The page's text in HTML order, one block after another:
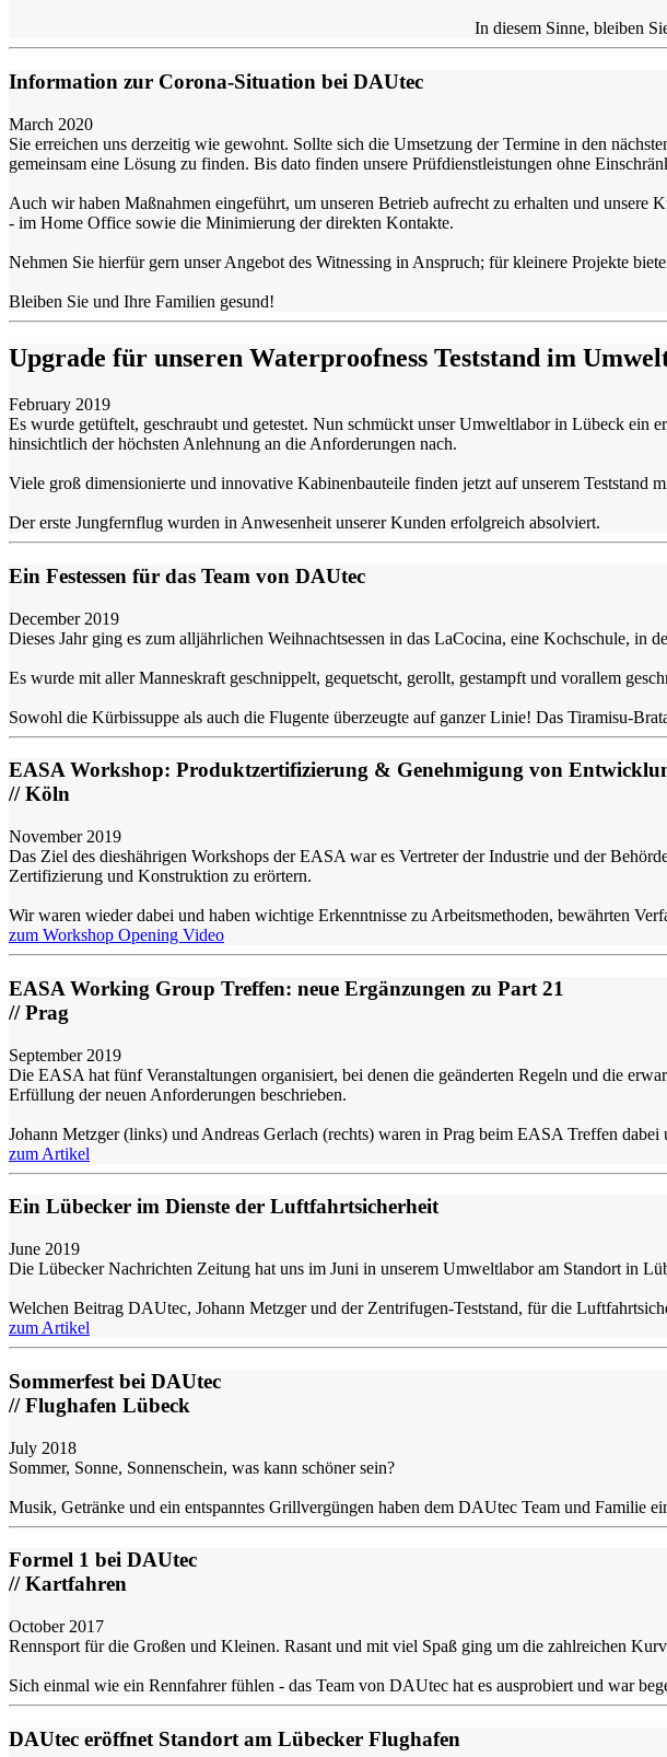
In diesem Sinne, bleiben
Information zur Corona-Situation bei DAUtec
March 2020
Sie erreichen uns derzeitig wie gewohnt. Sollte sich die Umsetzung der Termine in den
gemeinsam eine Lösung zu finden. Bis dato finden unsere Prüfdienstleistungen ohne
Auch wir haben Maßnahmen eingeführt, um unseren Betrieb aufrecht zu erhalten und unsere
- im Home Office sowie die Minimierung der direkten Kontakte.
Nehmen Sie hierfür gern unser Angebot des Witnessing in Anspruch; für kleinere Projekte
Bleiben Sie und Ihre Familien gesund!
Upgrade für unseren Waterproofness Teststand im
February 2019
Es wurde getüftelt, geschraubt und getestet. Nun schmückt unser Umweltlabor in Lübeck ein
hinsichtlich der höchsten Anlehnung an die Anforderungen nach.
Viele groß dimensionierte und innovative Kabinenbauteile finden jetzt auf unserem Teststand
Der erste Jungfernflug wurden in Anwesenheit unserer Kunden erfolgreich absolviert.
Ein Festessen für das Team von DAUtec
December 2019
Dieses Jahr ging es zum alljährlichen Weihnachtsessen in das LaCocina, eine Kochschule, in
Es wurde mit aller Manneskraft geschnippelt, gequetscht, gerollt, gestampft und vorallem
Sowohl die Kürbissuppe als auch die Flugente überzeugte auf ganzer Linie! Das Tiramisu-
EASA Workshop: Produktzertifizierung & Genehmigung von
// Köln
November 2019
Das Ziel des dieshährigen Workshops der EASA war es Vertreter der Industrie und der
Zertifizierung und Konstruktion zu erörtern.
Wir waren wieder dabei und haben wichtige Erkenntnisse zu Arbeitsmethoden, bewährten
zum Workshop Opening Video
EASA Working Group Treffen: neue Ergänzungen zu Part 21
// Prag
September 2019
Die EASA hat fünf Veranstaltungen organisiert, bei denen die geänderten Regeln und die
Erfüllung der neuen Anforderungen beschrieben.
Johann Metzger (links) und Andreas Gerlach (rechts) waren in Prag beim EASA Treffen dabei
zum Artikel
Ein Lübecker im Dienste der Luftfahrtsicherheit
June 2019
Die Lübecker Nachrichten Zeitung hat uns im Juni in unserem Umweltlabor am Standort in
Welchen Beitrag DAUtec, Johann Metzger und der Zentrifugen-Teststand, für die
zum Artikel
Sommerfest bei DAUtec
// Flughafen Lübeck
July 2018
Sommer, Sonne, Sonnenschein, was kann schöner sein?
Musik, Getränke und ein entspanntes Grillvergüngen haben dem DAUtec Team und Familie
Formel 1 bei DAUtec
// Kartfahren
October 2017
Rennsport für die Großen und Kleinen. Rasant und mit viel Spaß ging um die zahlreichen
Sich einmal wie ein Rennfahrer fühlen - das Team von DAUtec hat es ausprobiert und war
DAUtec eröffnet Standort am Lübecker Flughafen